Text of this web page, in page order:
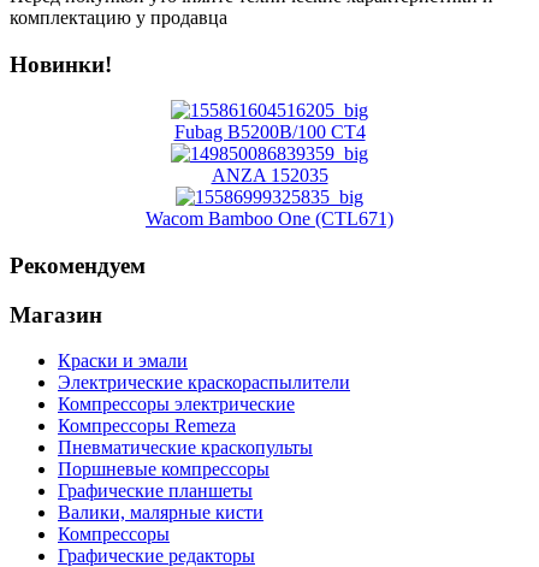
комплектацию у продавца
Новинки!
Fubag B5200B/100 CT4
ANZA 152035
Wacom Bamboo One (CTL671)
Рекомендуем
Магазин
Краски и эмали
Электрические краскораспылители
Компрессоры электрические
Компрессоры Remeza
Пневматические краскопульты
Поршневые компрессоры
Графические планшеты
Валики, малярные кисти
Компрессоры
Графические редакторы